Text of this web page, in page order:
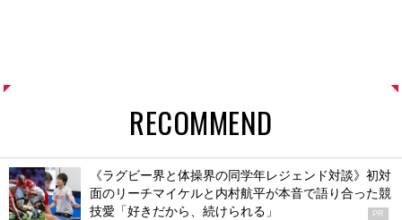
RECOMMEND
《ラグビー界と体操界の同学年レジェンド対談》初対
面のリーチマイケルと内村航平が本音で語り合った競
技愛「好きだから、続けられる」
PR